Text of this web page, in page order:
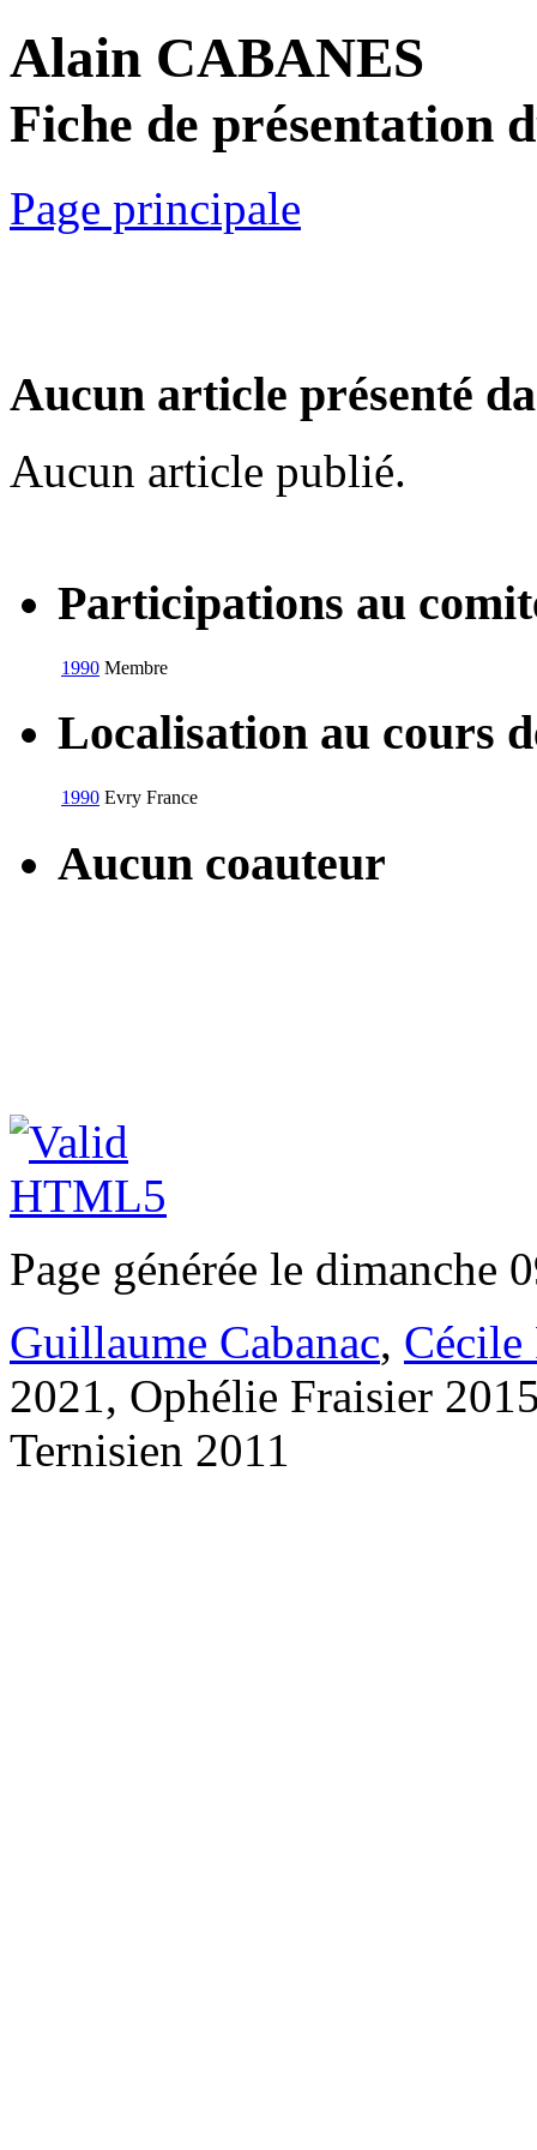
Alain CABANES
Fiche de présentation
Page principale
Aucun article présenté
Aucun article publié.
Participations au
1990 Membre
Localisation au cours
1990 Evry France
Aucun coauteur
Page générée le dimanche
Guillaume Cabanac, Cécile
2021, Ophélie Fraisier
Ternisien 2011